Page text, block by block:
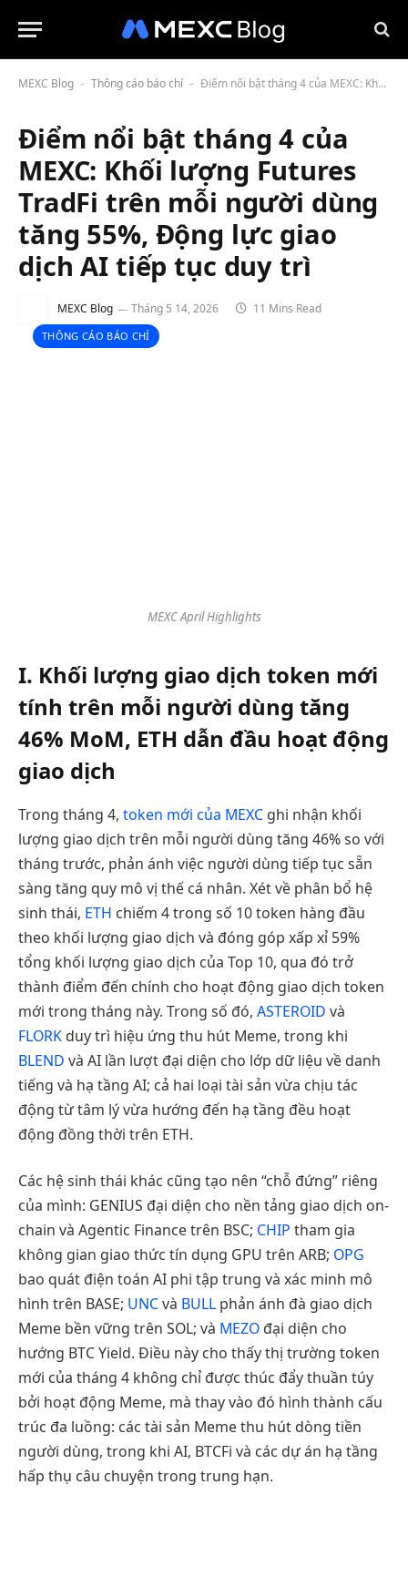
MEXC Blog - Thông cáo báo chí - Điểm nổi bật tháng 4 của MEXC: Khối lượng Futures TradFi trên mỗi người dùng tăng 55%, Động lực giao dịch AI tiếp tục duy trì
Điểm nổi bật tháng 4 của
MEXC: Khối lượng Futures
TradFi trên mỗi người dùng
tăng 55%, Động lực giao
dịch AI tiếp tục duy trì
MEXC Blog Tháng 5 14, 2026 11 Mins Read
THÔNG CÁO BÁO CHÍ
MEXC April Highlights
I. Khối lượng giao dịch token mới
tính trên mỗi người dùng tăng
46% MoM, ETH dẫn đầu hoạt động
giao dịch
Trong tháng 4, token mới của MEXC ghi nhận khối
lượng giao dịch trên mỗi người dùng tăng 46% so với
tháng trước, phản ánh việc người dùng tiếp tục sẵn
sàng tăng quy mô vị thế cá nhân. Xét về phân bổ hệ
sinh thái, ETH chiếm 4 trong số 10 token hàng đầu
theo khối lượng giao dịch và đóng góp xấp xỉ 59%
tổng khối lượng giao dịch của Top 10, qua đó trở
thành điểm đến chính cho hoạt động giao dịch token
mới trong tháng này. Trong số đó, ASTEROID và
FLORK duy trì hiệu ứng thu hút Meme, trong khi
BLEND và AI lần lượt đại diện cho lớp dữ liệu về danh
tiếng và hạ tầng AI; cả hai loại tài sản vừa chịu tác
động từ tâm lý vừa hướng đến hạ tầng đều hoạt
động đồng thời trên ETH.
Các hệ sinh thái khác cũng tạo nên “chỗ đứng” riêng
của mình: GENIUS đại diện cho nền tảng giao dịch on-
chain và Agentic Finance trên BSC; CHIP tham gia
không gian giao thức tín dụng GPU trên ARB; OPG
bao quát điện toán AI phi tập trung và xác minh mô
hình trên BASE; UNCvà BULL phản ánh đà giao dịch
Meme bền vững trên SOL; và MEZO đại diện cho
hướng BTC Yield. Điều này cho thấy thị trường token
mới của tháng 4 không chỉ được thúc đẩy thuần túy
bởi hoạt động Meme, mà thay vào đó hình thành cấu
trúc đa luồng: các tài sản Meme thu hút dòng tiền
người dùng, trong khi AI, BTCFi và các dự án hạ tầng
hấp thụ câu chuyện trong trung hạn.